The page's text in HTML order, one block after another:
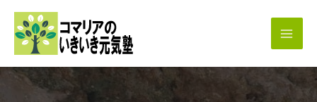
ス